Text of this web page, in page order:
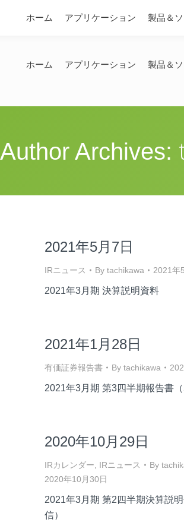
ホーム アプリケーション 製品＆
Author Archives:
2021年5月7日
IRニュース By tachikawa 2021年
2021年3月期 決算説明資料
2021年1月28日
有価証券報告書 By tachikawa
2021年3月期 第3四半期報告書（
2020年10月29日
IRカレンダー IRニュース By
2020年10月30日
2021年3月期 第2四半期決算説
信）
ホーム アプリケーション 製品＆